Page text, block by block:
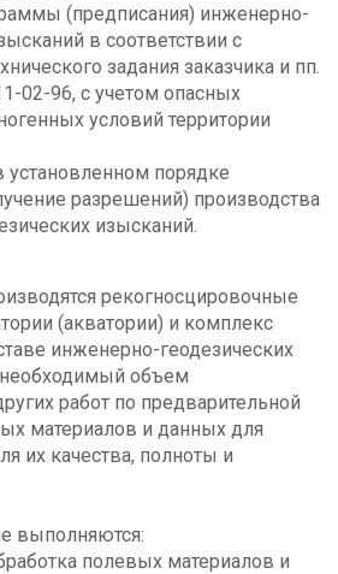
(предписания) инженерно-
в соответствии с
задания заказчика и пп.
02-96, с учетом опасных
условий территории
установленном порядке
разрешений) производства
изысканий.
рекогносцировочные
(акватории) и комплекс
инженерно-геодезических
объем
работ по предварительной
материалов и данных для
их качества, полноты и
выполняются:
полевых материалов и